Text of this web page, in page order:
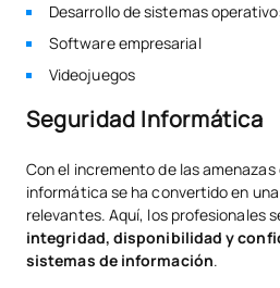
Desarrollo de sistemas
Software empresarial
Videojuegos
Seguridad Informática
Con el incremento de las
informática se ha convertido en
relevantes. Aquí, los profesionales
integridad, disponibilidad y
sistemas de información.